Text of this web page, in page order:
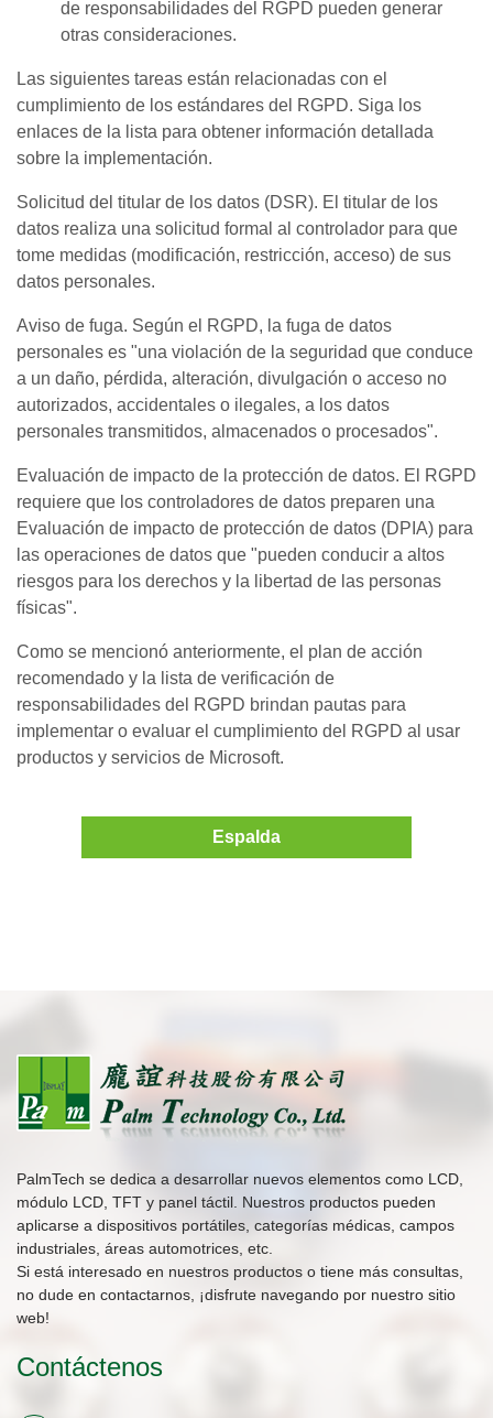
de responsabilidades del RGPD pueden generar
otras consideraciones.
Las siguientes tareas están relacionadas con el
cumplimiento de los estándares del RGPD. Siga los
enlaces de la lista para obtener información detallada
sobre la implementación.
Solicitud del titular de los datos (DSR). El titular de los
datos realiza una solicitud formal al controlador para que
tome medidas (modificación, restricción, acceso) de sus
datos personales.
Aviso de fuga. Según el RGPD, la fuga de datos
personales es "una violación de la seguridad que conduce
a un daño, pérdida, alteración, divulgación o acceso no
autorizados, accidentales o ilegales, a los datos
personales transmitidos, almacenados o procesados".
Evaluación de impacto de la protección de datos. El RGPD
requiere que los controladores de datos preparen una
Evaluación de impacto de protección de datos (DPIA) para
las operaciones de datos que "pueden conducir a altos
riesgos para los derechos y la libertad de las personas
físicas".
Como se mencionó anteriormente, el plan de acción
recomendado y la lista de verificación de
responsabilidades del RGPD brindan pautas para
implementar o evaluar el cumplimiento del RGPD al usar
productos y servicios de Microsoft.
Espalda
PalmTech se dedica a desarrollar nuevos elementos como LCD,
módulo LCD, TFT y panel táctil. Nuestros productos pueden
aplicarse a dispositivos portátiles, categorías médicas, campos
industriales, áreas automotrices, etc.
Si está interesado en nuestros productos o tiene más consultas,
no dude en contactarnos, ¡disfrute navegando por nuestro sitio
web!
Contáctenos